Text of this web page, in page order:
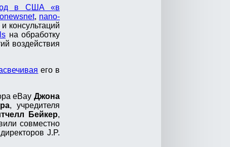
год в США «в
, nano-
консультаций
на обработку
воздействия
его в
eBayДжона
, учредителя
Бейкер,
совместно
J.P.